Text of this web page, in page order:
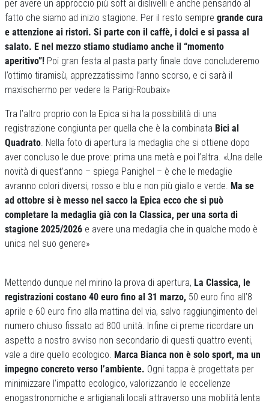
per avere un approccio più soft ai dislivelli e anche pensando al
fatto che siamo ad inizio stagione. Per il resto sempre grande cura
e attenzione ai ristori. Si parte con il caffè, i dolci e si passa al
salato. E nel mezzo stiamo studiamo anche il “momento
aperitivo”! Poi gran festa al pasta party finale dove concluderemo
l’ottimo tiramisù, apprezzatissimo l’anno scorso, e ci sarà il
maxischermo per vedere la Parigi-Roubaix»
Tra l’altro proprio con la Epica si ha la possibilità di una
registrazione congiunta per quella che è la combinata Bici al
Quadrato. Nella foto di apertura la medaglia che si ottiene dopo
aver concluso le due prove: prima una metà e poi l’altra. «Una delle
novità di quest’anno – spiega Panighel – è che le medaglie
avranno colori diversi, rosso e blu e non più giallo e verde. Ma se
ad ottobre si è messo nel sacco la Epica ecco che si può
completare la medaglia già con la Classica, per una sorta di
stagione 2025/2026 e avere una medaglia che in qualche modo è
unica nel suo genere»
Mettendo dunque nel mirino la prova di apertura, La Classica, le
registrazioni costano 40 euro fino al 31 marzo, 50 euro fino all’8
aprile e 60 euro fino alla mattina del via, salvo raggiungimento del
numero chiuso fissato ad 800 unità. Infine ci preme ricordare un
aspetto a nostro avviso non secondario di questi quattro eventi,
vale a dire quello ecologico. Marca Bianca non è solo sport, ma un
impegno concreto verso l’ambiente. Ogni tappa è progettata per
minimizzare l’impatto ecologico, valorizzando le eccellenze
enogastronomiche e artigianali locali attraverso una mobilità lenta